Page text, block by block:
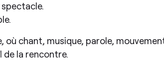
spectacle.
où chant, musique, parole,
la rencontre.